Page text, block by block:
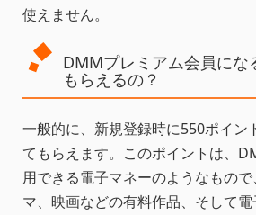
使えません。
DMMプレミアム会員にな
もらえるの？
一般的に、新規登録時に550ポイン
てもらえます。このポイントは、
用できる電子マネーのようなもの
マ、映画などの有料作品、そして